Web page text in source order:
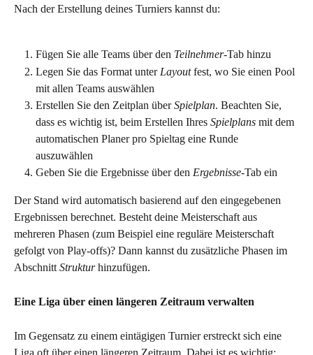
Nach der Erstellung deines Turniers kannst du:
Fügen Sie alle Teams über den Teilnehmer-Tab hinzu
Legen Sie das Format unter Layout fest, wo Sie einen Pool
mit allen Teams auswählen
Erstellen Sie den Zeitplan über Spielplan. Beachten Sie,
dass es wichtig ist, beim Erstellen Ihres Spielplans mit dem
automatischen Planer pro Spieltag eine Runde
auszuwählen
Geben Sie die Ergebnisse über den Ergebnisse-Tab ein
Der Stand wird automatisch basierend auf den eingegebenen
Ergebnissen berechnet. Besteht deine Meisterschaft aus
mehreren Phasen (zum Beispiel eine reguläre Meisterschaft
gefolgt von Play-offs)? Dann kannst du zusätzliche Phasen im
Abschnitt Struktur hinzufügen.
Eine Liga über einen längeren Zeitraum verwalten
Im Gegensatz zu einem eintägigen Turnier erstreckt sich eine
Liga oft über einen längeren Zeitraum. Dabei ist es wichtig: